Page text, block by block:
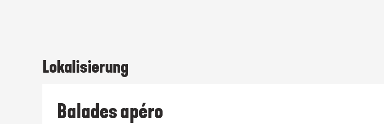
Lokalisierung
Balades apéro